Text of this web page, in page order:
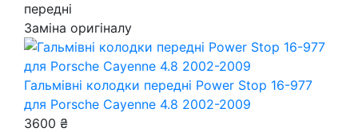
передні
Заміна оригіналу
Гальмівні колодки передні Power Stop 16-977
для Porsche Cayenne 4.8 2002-2009
3600 ₴